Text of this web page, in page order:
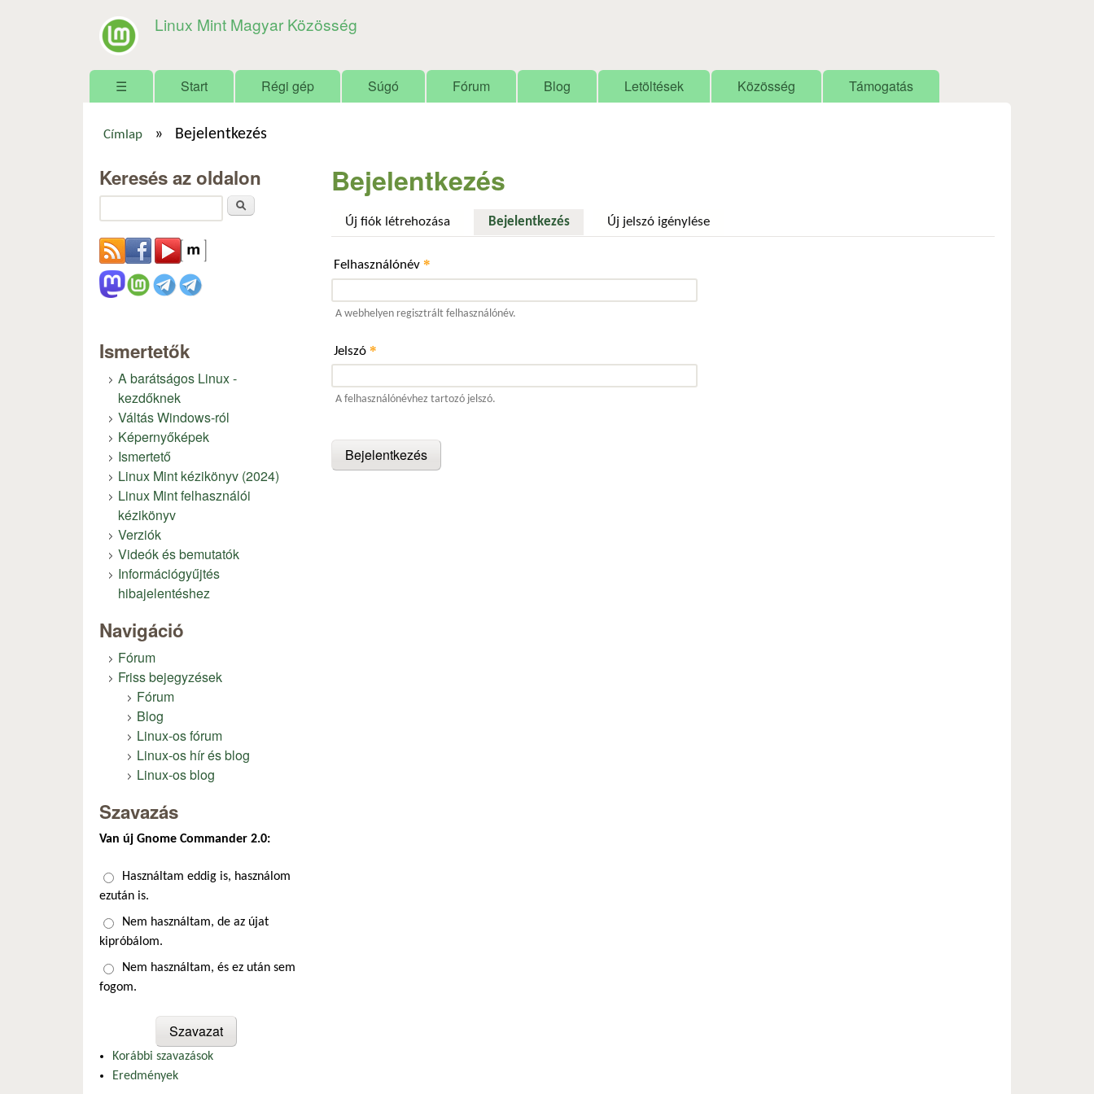
Linux Mint Magyar Közösség
Főmenü
☰ Start Régi gép Súgó Fórum Blog Letöltések Közösség Támogatás
Címlap » Bejelentkezés
Bejelentkezés
Új fiók létrehozása Bejelentkezés(aktív fül)Új jelszó igénylése
Felhasználónév *
A webhelyen regisztrált felhasználónév.
Jelszó *
A felhasználónévhez tartozó jelszó.
Keresés az oldalon
Ismertetők
A barátságos Linux -
kezdőknek
Váltás Windows-ról
Képernyőképek
Ismertető
Linux Mint kézikönyv (2024)
Linux Mint felhasználói
kézikönyv
Verziók
Videók és bemutatók
Információgyűjtés
hibajelentéshez
Navigáció
Fórum
Friss bejegyzések
Fórum
Blog
Linux-os fórum
Linux-os hír és blog
Linux-os blog
Szavazás
Van új Gnome Commander 2.0:
Választások
Használtam eddig is, használom
ezután is.
Nem használtam, de az újat
kipróbálom.
Nem használtam, és ez után sem
fogom.
Korábbi szavazások
Eredmények